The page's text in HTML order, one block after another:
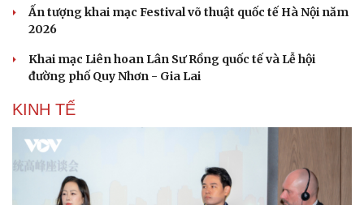
Sức khỏe
Dinh dưỡng - món ngon
Cây thuốc
Sản phụ khoa
Nhi khoa
Nam khoa
Nhà đẹp
Tình yêu - Gia đình
Ấn tượng khai mạc Festival võ thuật quốc tế Hà Nội năm
2026
Khai mạc Liên hoan Lân Sư Rồng quốc tế và Lễ hội
đường phố Quy Nhơn - Gia Lai
KINH TẾ